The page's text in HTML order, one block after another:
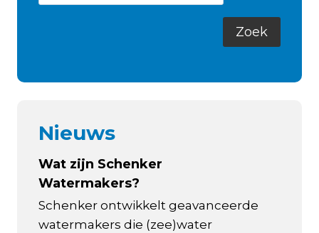
Nieuws
Wat zijn Schenker
Watermakers?
Schenker ontwikkelt geavanceerde
watermakers die (zee)water